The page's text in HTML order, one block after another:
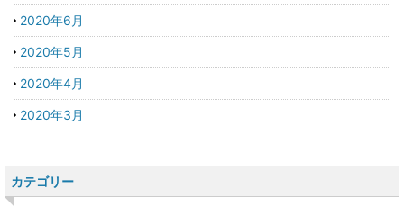
2020年6月
2020年5月
2020年4月
2020年3月
カテゴリー